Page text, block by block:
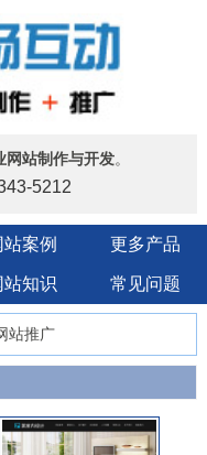
网站制作与开发。
5212
站案例 更多产品
站知识 常见问题
站推广